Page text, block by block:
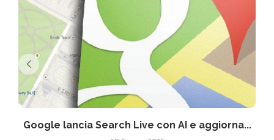
Google lancia Search Live con AI e aggiorna...